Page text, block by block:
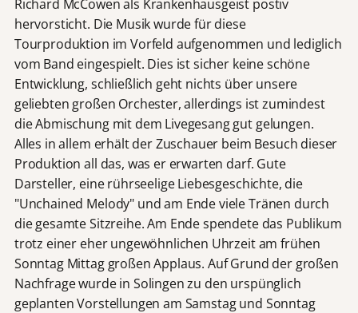
Richard McCowen als Krankenhausgeist postiv
hervorsticht. Die Musik wurde für diese
Tourproduktion im Vorfeld aufgenommen und lediglich
vom Band eingespielt. Dies ist sicher keine schöne
Entwicklung, schließlich geht nichts über unsere
geliebten großen Orchester, allerdings ist zumindest
die Abmischung mit dem Livegesang gut gelungen.
Alles in allem erhält der Zuschauer beim Besuch dieser
Produktion all das, was er erwarten darf. Gute
Darsteller, eine rührseelige Liebesgeschichte, die
"Unchained Melody" und am Ende viele Tränen durch
die gesamte Sitzreihe. Am Ende spendete das Publikum
trotz einer eher ungewöhnlichen Uhrzeit am frühen
Sonntag Mittag großen Applaus. Auf Grund der großen
Nachfrage wurde in Solingen zu den urspünglich
geplanten Vorstellungen am Samstag und Sonntag